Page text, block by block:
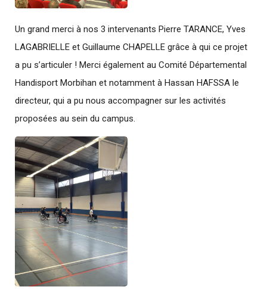
Un grand merci à nos 3 intervenants Pierre TARANCE, Yves
LAGABRIELLE et Guillaume CHAPELLE grâce à qui ce projet
a pu s’articuler ! Merci également au Comité Départemental
Handisport Morbihan et notamment à Hassan HAFSSA le
directeur, qui a pu nous accompagner sur les activités
proposées au sein du campus.